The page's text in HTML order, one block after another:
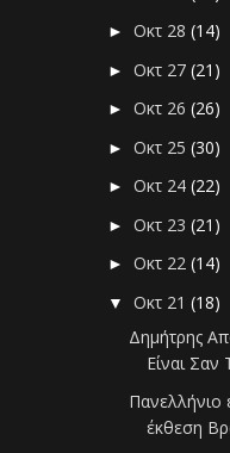
►Οκτ 28(14)
►Οκτ 27(21)
►Οκτ 26(26)
►Οκτ 25(30)
►Οκτ 24(22)
►Οκτ 23(21)
►Οκτ 22(14)
▼Οκτ 21(18)
Δημήτρης
Είναι Σαν
Πανελλήνιο
έκθεση